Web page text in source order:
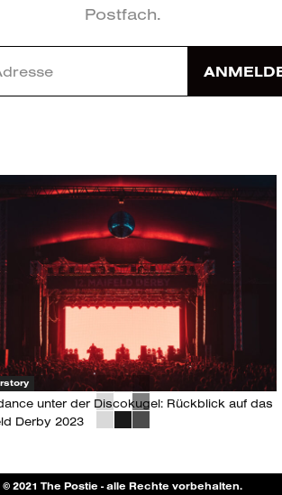
Postfach.
unter der Discokugel: Rückblick auf das
Derby 2023
© 2021 The Postie - alle Rechte vorbehalten.